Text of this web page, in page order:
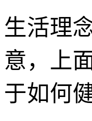
生活理
意，上
于如何